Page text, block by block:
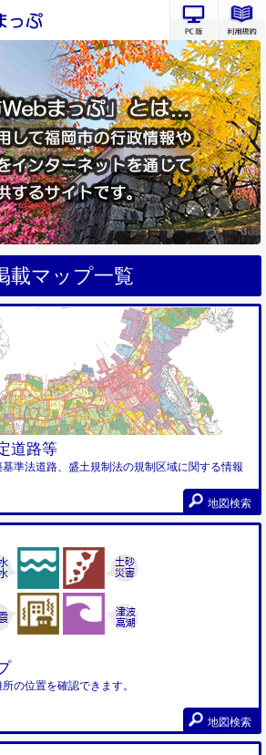
PC版サ
載マップ一覧
道路等
準法道路、盛土規制法の規制区域に関する情報
地図検索
の位置を確認できます。
地図検索